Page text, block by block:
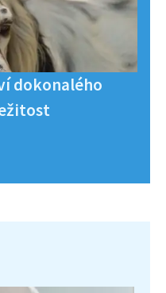
dokonalého